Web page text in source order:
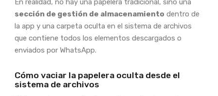
En realidad, no hay una papelera tradicional, sino una
sección de gestión de almacenamiento dentro de
la app y una carpeta oculta en el sistema de archivos
que contiene todos los elementos descargados o
enviados por WhatsApp.
Cómo vaciar la papelera oculta desde el
sistema de archivos